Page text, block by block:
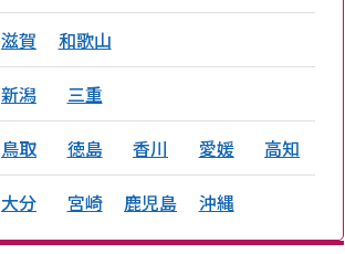
滋賀 和歌山
新潟 三重
鳥取 徳島 香川 愛媛 高知
大分 宮崎 鹿児島 沖縄